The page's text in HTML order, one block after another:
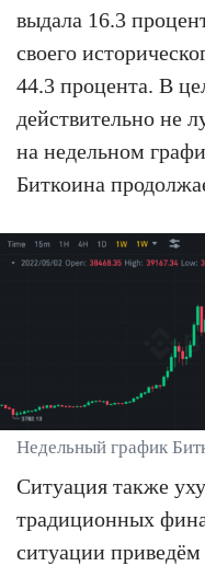
выдала 16.3
своего
44.3 процента. В
действительно не
на недельном
Биткоина
Недельный график
Ситуация также
традиционных
ситуации